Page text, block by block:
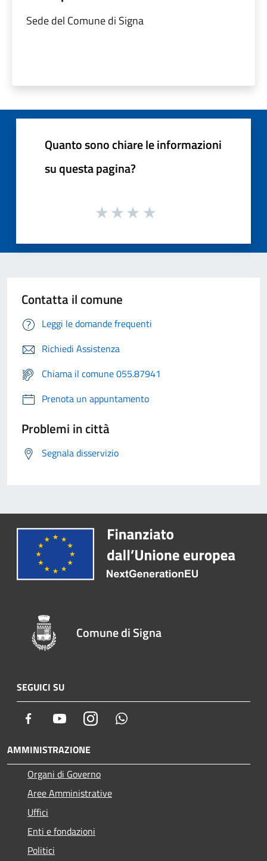
Sede del Comune di Signa
Quanto sono chiare le informazioni
su questa pagina?
Contatta il comune
Leggi le domande frequenti
Richiedi Assistenza
Chiama il comune 055.87941
Prenota un appuntamento
Problemi in città
Segnala disservizio
Comune di Signa
SEGUICI SU
Facebook YoutubeInstagram
AMMINISTRAZIONE
Organi di Governo
Aree Amministrative
Uffici
Enti e fondazioni
Politici